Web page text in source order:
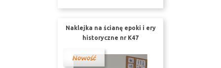
Naklejka na ścianę epoki i ery
historyczne nr K47